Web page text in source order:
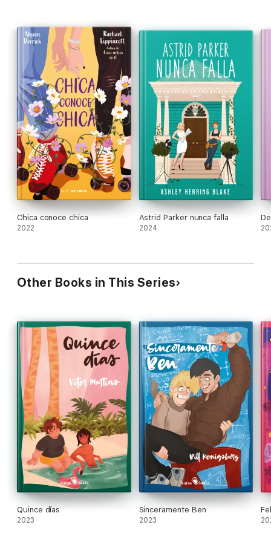
Chica conoce chica
2022
Astrid Parker nunca falla
2024
Other Books in This Series
Quince días
2023
Sinceramente Ben
2023